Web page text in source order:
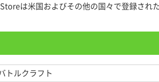
は米国およびその他の国々で登録され
トルクラフト